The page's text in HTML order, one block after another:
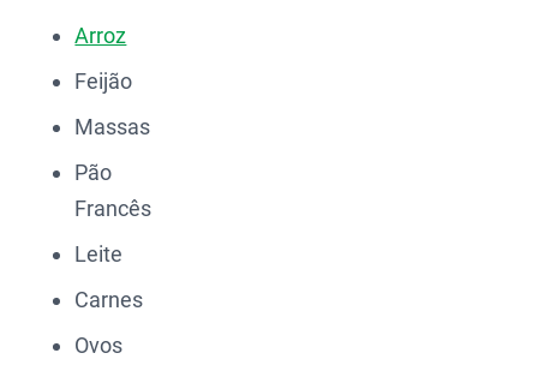
Arroz
Feijão
Massas
Pão
Francês
Leite
Carnes
Ovos